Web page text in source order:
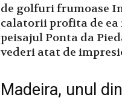
de golfuri frumoase
calatorii profita de
peisajul Ponta da
vederi atat de
Madeira, unul